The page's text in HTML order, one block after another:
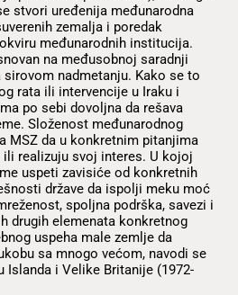
stvori uređenija međunarodna
zemalja i poredak
međunarodnih institucija.
na međusobnoj saradnji
nadmetanju. Kako se to
rata ili intervencije u Iraku i
po sebi dovoljna da rešava
Složenost međunarodnog
MSZ da u konkretnim pitanjima
realizuju svoj interes. U kojoj
uspeti zavisiće od konkretnih
države da ispolji meku moć
spoljna podrška, savezi i
drugih elemenata konkretnog
uspeha male zemlje da
sa mnogo većom, navodi se
Islanda i Velike Britanije (1972-